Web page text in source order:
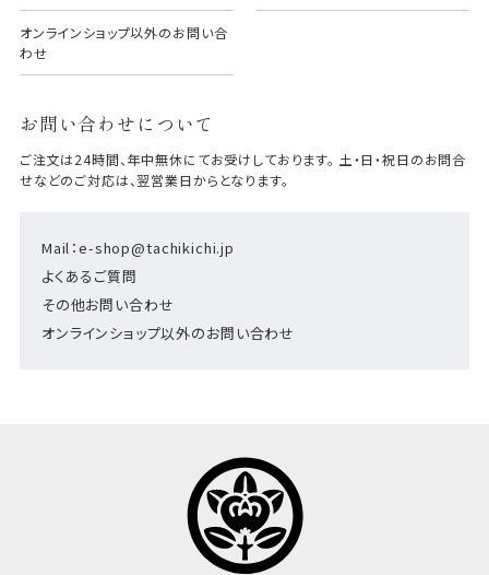
オンラインショップ以外のお問い合
わせ
お問い合わせについて
Mail：e-shop@tachikichi.jp
よくあるご質問
その他お問い合わせ
オンラインショップ以外のお問い合わせ
ご注文は24時間、年中無休にてお受けしております。 土・日・祝日のお問合
せなどのご対応は、翌営業日からとなります。